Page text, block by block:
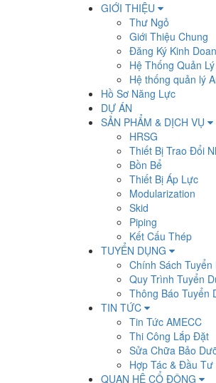
GIỚI THIỆU
Thư Ngỏ
Giới Thiệu Chung
Đăng Ký Kinh
Hệ Thống Quản
Hệ thống quản lý
Hồ Sơ Năng Lực
DỰ ÁN
SẢN PHẨM & DỊCH VỤ
HRSG
Thiết Bị Trao Đổi
Bồn Bể
Thiết Bị Áp Lực
Modularization
Skid
Piping
Kết Cấu Thép
TUYỂN DỤNG
Chính Sách Tuyển
Quy Trình Tuyển
Thông Báo Tuyển
TIN TỨC
Tin Tức AMECC
Thi Công Lắp Đặt
Sửa Chữa Bảo
Hợp Tác & Đầu Tư
QUAN HỆ CỔ ĐÔNG